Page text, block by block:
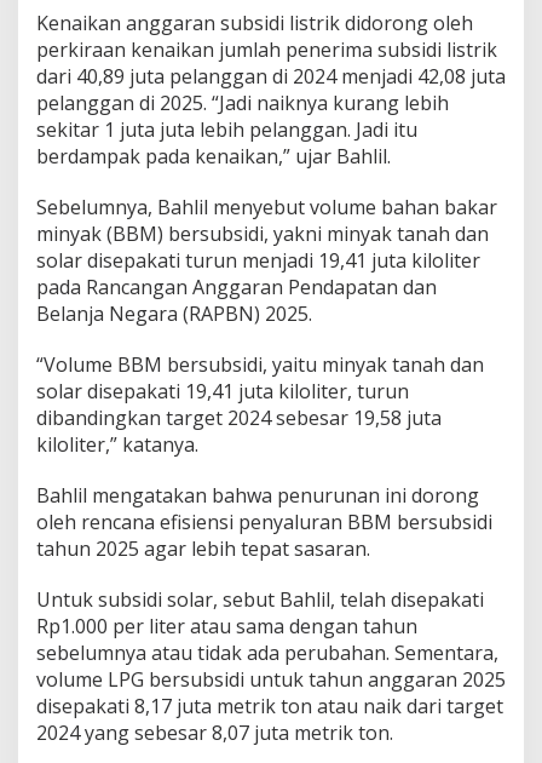
t
r
i
k
D
s
p
a
k
a
t
i
a
i
k
M
e
j
a
d
i
p
9
0
2
2
T
Kenaikan anggaran subsidi listrik didorong oleh
perkiraan kenaikan jumlah penerima subsidi listrik
dari 40,89 juta pelanggan di 2024 menjadi 42,08 juta
pelanggan di 2025. “Jadi naiknya kurang lebih
sekitar 1 juta juta lebih pelanggan. Jadi itu
berdampak pada kenaikan,” ujar Bahlil.
Sebelumnya, Bahlil menyebut volume bahan bakar
minyak (BBM) bersubsidi, yakni minyak tanah dan
solar disepakati turun menjadi 19,41 juta kiloliter
pada Rancangan Anggaran Pendapatan dan
Belanja Negara (RAPBN) 2025.
“Volume BBM bersubsidi, yaitu minyak tanah dan
solar disepakati 19,41 juta kiloliter, turun
dibandingkan target 2024 sebesar 19,58 juta
kiloliter,” katanya.
Bahlil mengatakan bahwa penurunan ini dorong
oleh rencana efisiensi penyaluran BBM bersubsidi
tahun 2025 agar lebih tepat sasaran.
Untuk subsidi solar, sebut Bahlil, telah disepakati
Rp1.000 per liter atau sama dengan tahun
sebelumnya atau tidak ada perubahan. Sementara,
volume LPG bersubsidi untuk tahun anggaran 2025
disepakati 8,17 juta metrik ton atau naik dari target
2024 yang sebesar 8,07 juta metrik ton.